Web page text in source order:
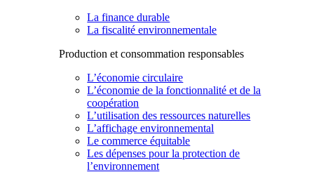
La finance durable
La fiscalité environnementale
Production et consommation responsables
L’économie circulaire
L’économie de la fonctionnalité et de la
coopération
L’utilisation des ressources naturelles
L’affichage environnemental
Le commerce équitable
Les dépenses pour la protection de
l’environnement